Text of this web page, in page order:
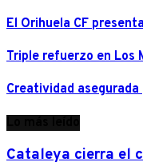
El Orihuela CF
Triple refuerzo en Los
Creatividad
Cataleya cierra el